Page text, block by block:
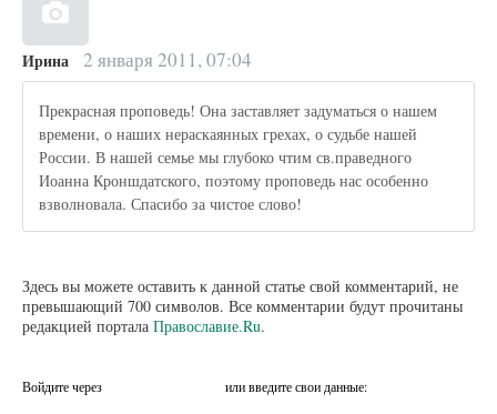
Ирина 2 января 2011, 07:04
Прекрасная проповедь! Она заставляет задуматься о нашем
времени, о наших нераскаянных грехах, о судьбе нашей
России. В нашей семье мы глубоко чтим св.праведного
Иоанна Кроншдатского, поэтому проповедь нас особенно
взволновала. Спасибо за чистое слово!
Здесь вы можете оставить к данной статье свой комментарий, не
превышающий 700 символов. Все комментарии будут прочитаны
редакцией портала Православие.Ru.
Войдите через или введите свои данные: